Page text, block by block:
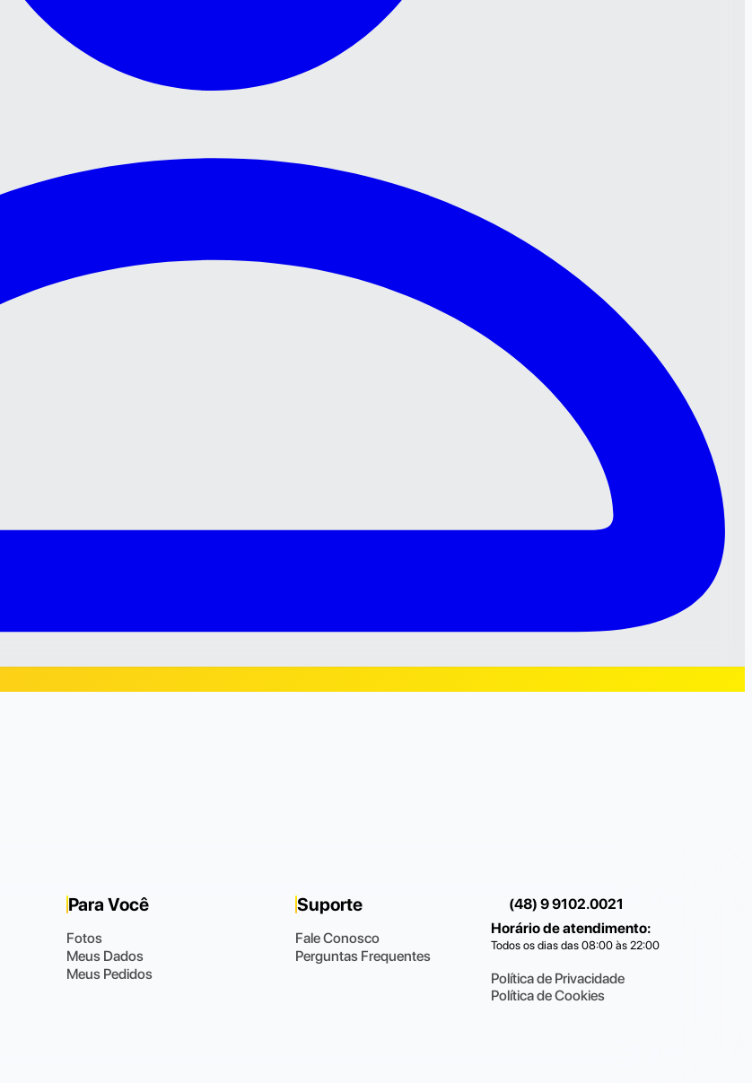
Para Você
Fotos
Meus Dados
Meus Pedidos
Suporte
Fale Conosco
Perguntas Frequentes
(48) 9 9102.0021
Horário de atendimento:
Todos os dias das 08:00 às 22:00
Política de Privacidade
Política de Cookies